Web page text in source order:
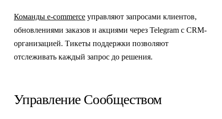
Команды e-commerce управляют запросами клиентов,
обновлениями заказов и акциями через Telegram с CRM-
организацией. Тикеты поддержки позволяют
отслеживать каждый запрос до решения.
Управление Сообществом